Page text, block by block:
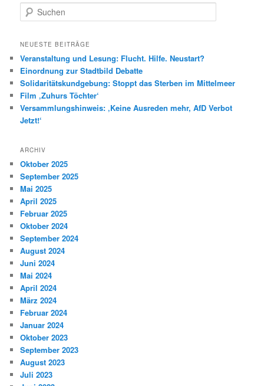
u
h
n
NEUESTE BEITRÄGE
Veranstaltung und Lesung: Flucht. Hilfe. Neustart?
Einordnung zur Stadtbild Debatte
Solidaritätskundgebung: Stoppt das Sterben im Mittelmeer
Film ‚Zuhurs Töchter‘
Versammlungshinweis: ‚Keine Ausreden mehr, AfD Verbot
Jetzt!‘
ARCHIV
Oktober 2025
September 2025
Mai 2025
April 2025
Februar 2025
Oktober 2024
September 2024
August 2024
Juni 2024
Mai 2024
April 2024
März 2024
Februar 2024
Januar 2024
Oktober 2023
September 2023
August 2023
Juli 2023